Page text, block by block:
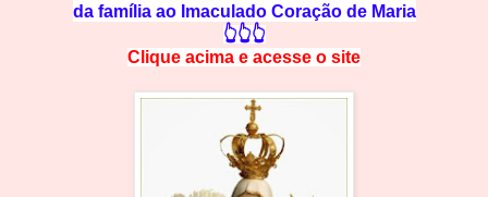
da família ao Imaculado Coração de Maria
👆👆👆
Clique acima e acesse o site